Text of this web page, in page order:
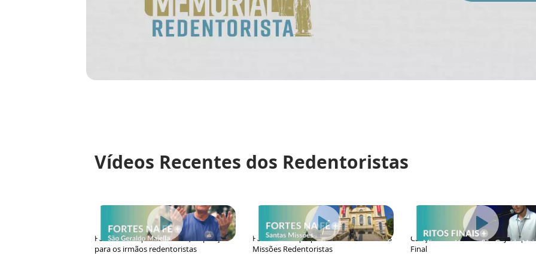
Vídeos Recentes dos Redentoristas
Fortes na Fé | São Geraldo, inspiração
para os irmãos redentoristas
Fortes na Fé | Cipotânea vive as Santas
Missões Redentoristas
Canções a São Geraldo Majella |
Final